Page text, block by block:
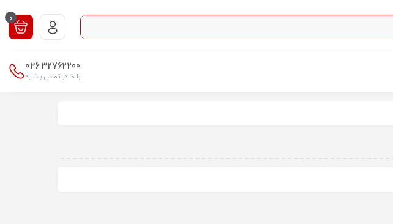
0
32762200
026
با ما در تماس باشید